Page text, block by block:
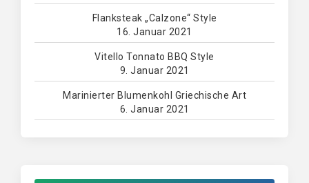
Flanksteak „Calzone“ Style
16. Januar 2021
Vitello Tonnato BBQ Style
9. Januar 2021
Marinierter Blumenkohl Griechische Art
6. Januar 2021